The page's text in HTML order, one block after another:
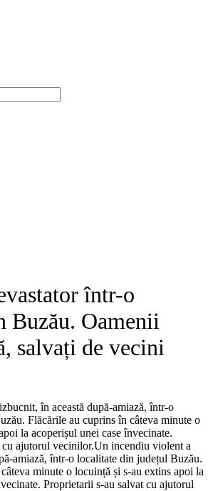
într-o
Buzău. Oamenii
salvați de vecini
în această după-amiază, într-o
Flăcările au cuprins în câteva minute o
la acoperișul unei case învecinate.
cu ajutorul vecinilor.​Un incendiu violent a
amiază, într-o localitate din județul Buzău.
minute o locuință și s-au extins apoi la
Proprietarii s-au salvat cu ajutorul